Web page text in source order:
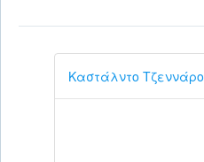
Καστάλντο Τζεννάρο